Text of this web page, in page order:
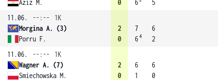
Aziz M. 0 6
5
11.06.
--:--
1K
Morgina A. (3)
Porru F.
2
0
7
64
6
2
11.06.
--:--
1K
Wagner A. (7)
Smiechowska M.
2
0
6
1
6
0